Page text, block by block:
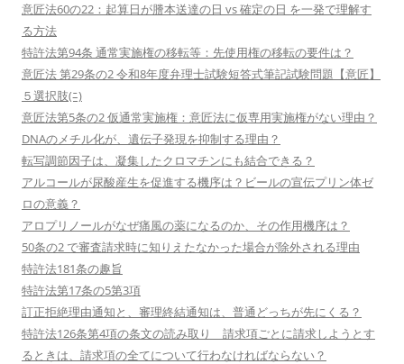
意匠法60の22：起算日が謄本送達の日 vs 確定の日 を一発で理解す
る方法
特許法第94条 通常実施権の移転等：先使用権の移転の要件は？
意匠法 第29条の2 令和8年度弁理士試験短答式筆記試験問題【意匠】
５選択肢(ﾆ)
意匠法第5条の2 仮通常実施権：意匠法に仮専用実施権がない理由？
DNAのメチル化が、遺伝子発現を抑制する理由？
転写調節因子は、凝集したクロマチンにも結合できる？
アルコールが尿酸産生を促進する機序は？ビールの宣伝プリン体ゼ
ロの意義？
アロプリノールがなぜ痛風の薬になるのか、その作用機序は？
50条の2 で審査請求時に知りえたなかった場合が除外される理由
特許法181条の趣旨
特許法第17条の5第3項
訂正拒絶理由通知と、審理終結通知は、普通どっちが先にくる？
特許法126条第4項の条文の読み取り 請求項ごとに請求しようとす
るときは、請求項の全てについて行わなければならない？